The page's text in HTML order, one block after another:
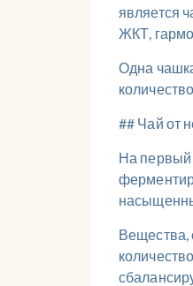
является
ЖКТ,
Одна
## Чай от
На первый
Вещества,